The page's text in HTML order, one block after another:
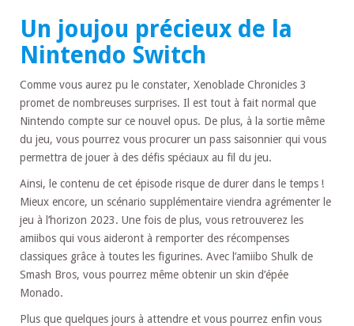
Un joujou précieux de la
Nintendo Switch
Comme vous aurez pu le constater, Xenoblade Chronicles 3
promet de nombreuses surprises. Il est tout à fait normal que
Nintendo compte sur ce nouvel opus. De plus, à la sortie même
du jeu, vous pourrez vous procurer un pass saisonnier qui vous
permettra de jouer à des défis spéciaux au fil du jeu.
Ainsi, le contenu de cet épisode risque de durer dans le temps !
Mieux encore, un scénario supplémentaire viendra agrémenter le
jeu à l’horizon 2023. Une fois de plus, vous retrouverez les
amiibos qui vous aideront à remporter des récompenses
classiques grâce à toutes les figurines. Avec l’amiibo Shulk de
Smash Bros, vous pourrez même obtenir un skin d’épée
Monado.
Plus que quelques jours à attendre et vous pourrez enfin vous